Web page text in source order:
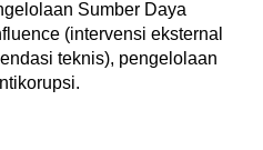
Sumber Daya
(intervensi eksternal
teknis), pengelolaan